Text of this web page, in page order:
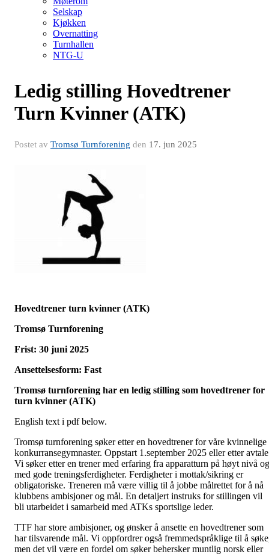
Selskap
Kjøkken
Overnatting
Turnhallen
NTG-U
Ledig stilling Hovedtrener
Turn Kvinner (ATK)
Postet av Tromsø Turnforening den 17. jun 2025
Hovedtrener turn kvinner (ATK)
Tromsø Turnforening
Frist: 30 juni 2025
Ansettelsesform: Fast
Tromsø turnforening har en ledig stilling som hovedtrener for
turn kvinner (ATK)
English text i pdf below.
Tromsø turnforening søker etter en hovedtrener for våre kvinnelige
konkurransegymnaster. Oppstart 1.september 2025 eller etter
Vi søker etter en trener med erfaring fra apparatturn på høyt nivå og
med gode treningsferdigheter. Ferdigheter i mottak/sikring er
obligatoriske. Treneren må være villig til å jobbe målrettet for å nå
klubbens ambisjoner og mål. En detaljert instruks for stillingen vil
bli utarbeidet i samarbeid med ATKs sportslige leder.
TTF har store ambisjoner, og ønsker å ansette en hovedtrener som
har tilsvarende mål. Vi oppfordrer også fremmedspråklige til å
men det vil være en fordel om søker behersker muntlig norsk eller